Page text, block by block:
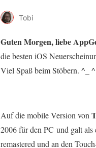
Tobi
Guten Morgen, liebe
die besten iOS
Viel Spaß beim Stöbern. ^_ ^
Auf die mobile Version von
2006 für den PC und galt
remastered und an den